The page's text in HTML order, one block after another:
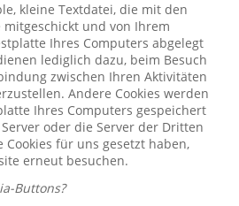
kleine Textdatei, die mit den
und von Ihrem
Ihres Computers abgelegt
lediglich dazu, beim Besuch
zwischen Ihren Aktivitäten
Andere Cookies werden
Ihres Computers gespeichert
oder die Server der Dritten
Cookies für uns gesetzt haben,
erneut besuchen.
Buttons?